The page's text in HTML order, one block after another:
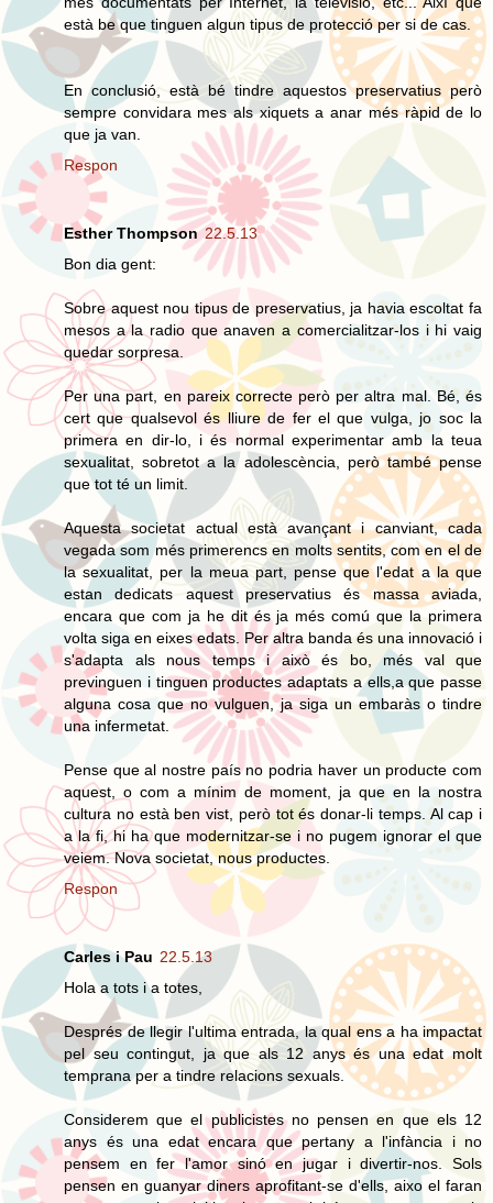
està be que tinguen algun tipus de protecció per si de cas.
En conclusió, està bé tindre aquestos preservatius però
sempre convidara mes als xiquets a anar més ràpid de lo
que ja van.
Respon
Esther Thompson 22.5.13
Bon dia gent:
Sobre aquest nou tipus de preservatius, ja havia escoltat fa
mesos a la radio que anaven a comercialitzar-los i hi vaig
quedar sorpresa.
Per una part, en pareix correcte però per altra mal. Bé, és
cert que qualsevol és lliure de fer el que vulga, jo soc la
primera en dir-lo, i és normal experimentar amb la teua
sexualitat, sobretot a la adolescència, però també pense
que tot té un limit.
Aquesta societat actual està avançant i canviant, cada
vegada som més primerencs en molts sentits, com en el de
la sexualitat, per la meua part, pense que l'edat a la que
estan dedicats aquest preservatius és massa aviada,
encara que com ja he dit és ja més comú que la primera
volta siga en eixes edats. Per altra banda és una innovació i
s'adapta als nous temps i això és bo, més val que
previnguen i tinguen productes adaptats a ells,a que passe
alguna cosa que no vulguen, ja siga un embaràs o tindre
una infermetat.
Pense que al nostre país no podria haver un producte com
aquest, o com a mínim de moment, ja que en la nostra
cultura no està ben vist, però tot és donar-li temps. Al cap i
a la fi, hi ha que modernitzar-se i no pugem ignorar el que
veiem. Nova societat, nous productes.
Respon
Carles i Pau 22.5.13
Hola a tots i a totes,
Després de llegir l'ultima entrada, la qual ens a ha impactat
pel seu contingut, ja que als 12 anys és una edat molt
temprana per a tindre relacions sexuals.
Considerem que el publicistes no pensen en que els 12
anys és una edat encara que pertany a l'infància i no
pensem en fer l'amor sinó en jugar i divertir-nos. Sols
pensen en guanyar diners aprofitant-se d'ells, aixo el faran